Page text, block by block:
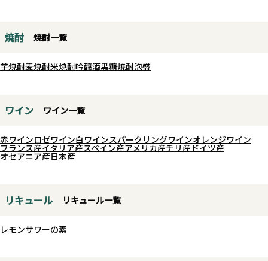
栓の先はドライできめ細かな食前
タイルの泡酒を楽しむことができ
す。
焼酎 焼酎一覧
芋焼酎麦焼酎米焼酎吟醸酒黒糖焼酎泡盛
ワイン ワイン一覧
赤ワインロゼワイン白ワインスパークリングワインオレンジワイン
フランス産イタリア産スペイン産アメリカ産チリ産 ドイツ産
オセアニア産日本産
リキュール リキュール一覧
レモンサワーの素